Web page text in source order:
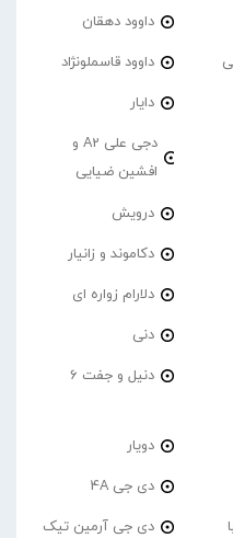
داوود دهقان
داوود قاسملونژاد
دایار
دجی علی A2 و
افشین ضیایی
درویش
دکاموند و زانیار
دلارام زواره ای
دنی
دنیل و جفت 6
دویار
دی جی 4A
دی جی آرمین تیک